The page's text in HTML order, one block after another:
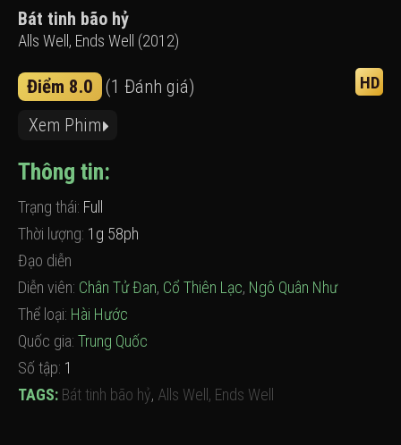
Bát tinh bão hỷ
Alls Well, Ends Well (2012)
Điểm 8.0 (1 Đánh giá) HD
Xem Phim
Thông tin:
Trạng thái: Full
Thời lượng: 1g 58ph
Đạo diễn
Diễn viên: Chân Tử Đan, Cổ Thiên Lạc, Ngô Quân Như
Thể loại: Hài Hước
Quốc gia: Trung Quốc
Số tập: 1
TAGS: Bát tinh bão hỷ, Alls Well, Ends Well